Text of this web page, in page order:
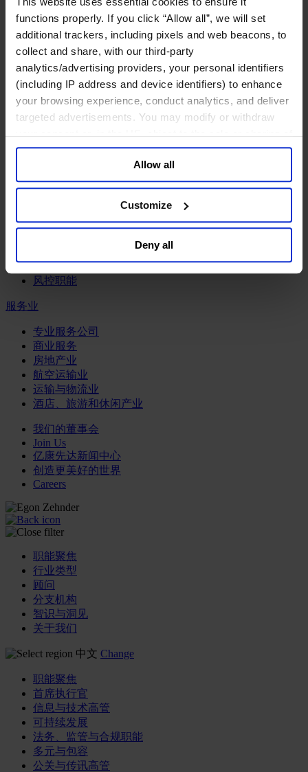
functions properly. If you click “Allow all”, we will set
additional trackers, including pixels and web beacons, to
collect and share, with our third-party
analytics/advertising providers, your personal identifiers
(including IP address and device identifiers) to enhance
your browsing experience, conduct analytics, and deliver
targeted advertisements. You may modify or withdraw
your consent or, in the US, object to the sale or sharing of
your data for targeted advertising, by clicking “Do Not
Sell or Share My Personal Information” in the footer of
the website. You must opt-out of each device and each
browser. For additional information and retention terms
general collection and use of personal information see
Allow all
Customize
Deny all
工业
化工与过程工业咨询团队
机械与工业技术
汽车与交通设备
能源业
金属与矿业
金融服务业
主权财富基金
保险业
投资银行、企业银行与金融市场
私募股权投资行业
财富管理
零售金融服务
风控职能
服务业
专业服务公司
商业服务
房地产业
航空运输业
运输与物流业
酒店、旅游和休闲产业
我们的董事会
Join Us
亿康先达新闻中心
创造更美好的世界
Careers
职能聚焦
行业类型
顾问
分支机构
智识与洞见
关于我们
中文 Change
职能聚焦
首席执行官
信息与技术高管
可持续发展
法务、监管与合规职能
多元与包容
公关与传讯高管